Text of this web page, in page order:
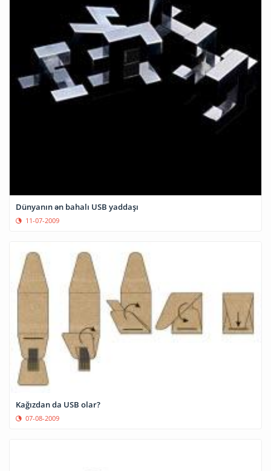
Dünyanın ən bahalı USB yaddaşı
11-07-2009
Kağızdan da USB olar?
07-08-2009